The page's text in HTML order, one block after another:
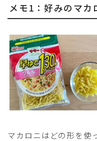
メモ1：好みのマカ
マカロニはどの形を使